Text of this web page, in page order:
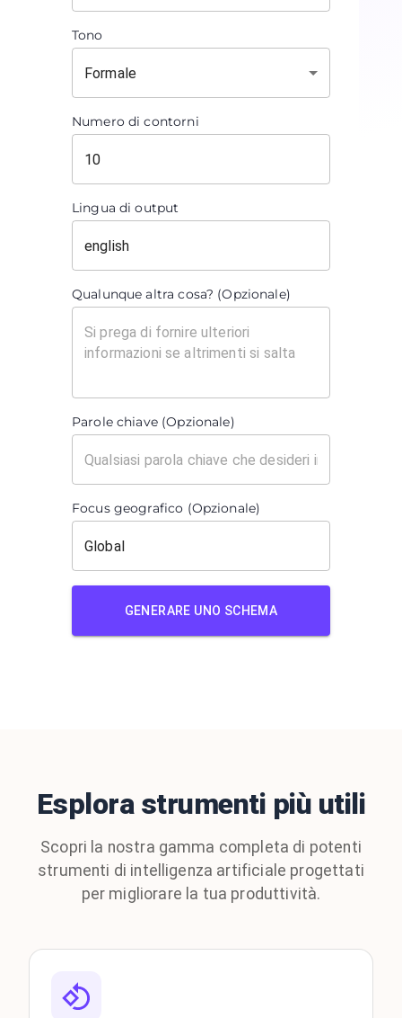
Tono
Formale
Numero di contorni
Lingua di output
Qualunque altra cosa? (Opzionale)
Parole chiave (Opzionale)
Focus geografico (Opzionale)
GENERARE UNO SCHEMA
Esplora strumenti più utili
Scopri la nostra gamma completa di potenti
strumenti di intelligenza artificiale progettati
per migliorare la tua produttività.